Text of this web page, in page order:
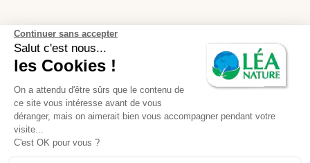
Continuer sans accepter
Salut c'est nous...
les Cookies !
On a attendu d'être sûrs que le contenu de
ce site vous intéresse avant de vous
déranger, mais on aimerait bien vous accompagner pendant votre
visite...
C'est OK pour vous ?